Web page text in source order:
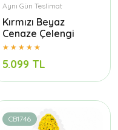
Aynı Gün Teslimat
Kırmızı Beyaz
Cenaze Çelengi
5.099 TL
CB1746